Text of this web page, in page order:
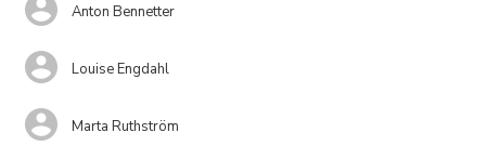
Anton Bennetter
Louise Engdahl
Marta Ruthström